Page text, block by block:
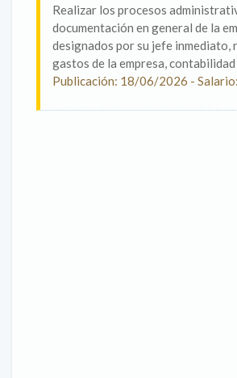
Realizar los procesos
documentación en general de la
designados por su jefe inmediato,
gastos de la empresa, contabilidad
Publicación: 18/06/2026 -